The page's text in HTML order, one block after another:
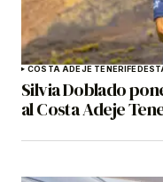
COSTA ADEJE TENERIFE
Silvia Doblado
al Costa Adeje